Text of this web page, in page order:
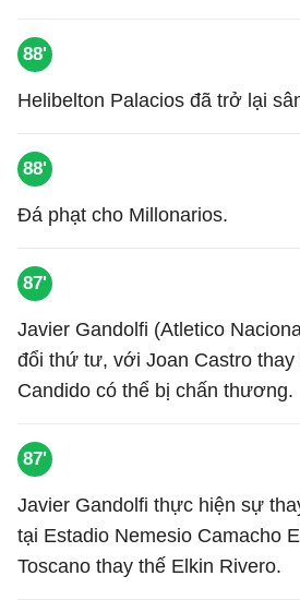
88'
Helibelton Palacios đã trở lại
88'
Đá phạt cho Millonarios.
87'
Javier Gandolfi (Atletico
đổi thứ tư, với Joan Castro thay
Candido có thể bị chấn thương.
87'
Javier Gandolfi thực hiện sự
tại Estadio Nemesio Camacho
Toscano thay thế Elkin Rivero.